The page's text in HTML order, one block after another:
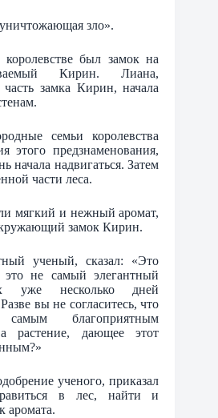
зло».
был замок на
Кирин. Лиана,
замка Кирин, начала
семьи королевства
этого предзнаменования,
начала надвигаться. Затем
части леса.
мягкий и нежный аромат,
замок Кирин.
ученый, сказал: «Это
это не самый элегантный
уже несколько дней
вы не согласитесь, что
благоприятным
а растение, дающее этот
ученого, приказал
в лес, найти и
аромата.